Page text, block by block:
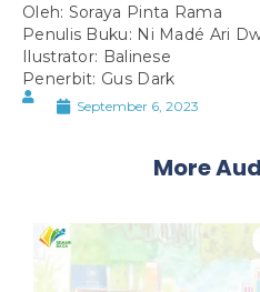
Oleh: Soraya Pinta Rama
Penulis Buku: Ni Madé Ari
Ilustrator: Balinese
Penerbit: Gus Dark
September 6, 2023
More